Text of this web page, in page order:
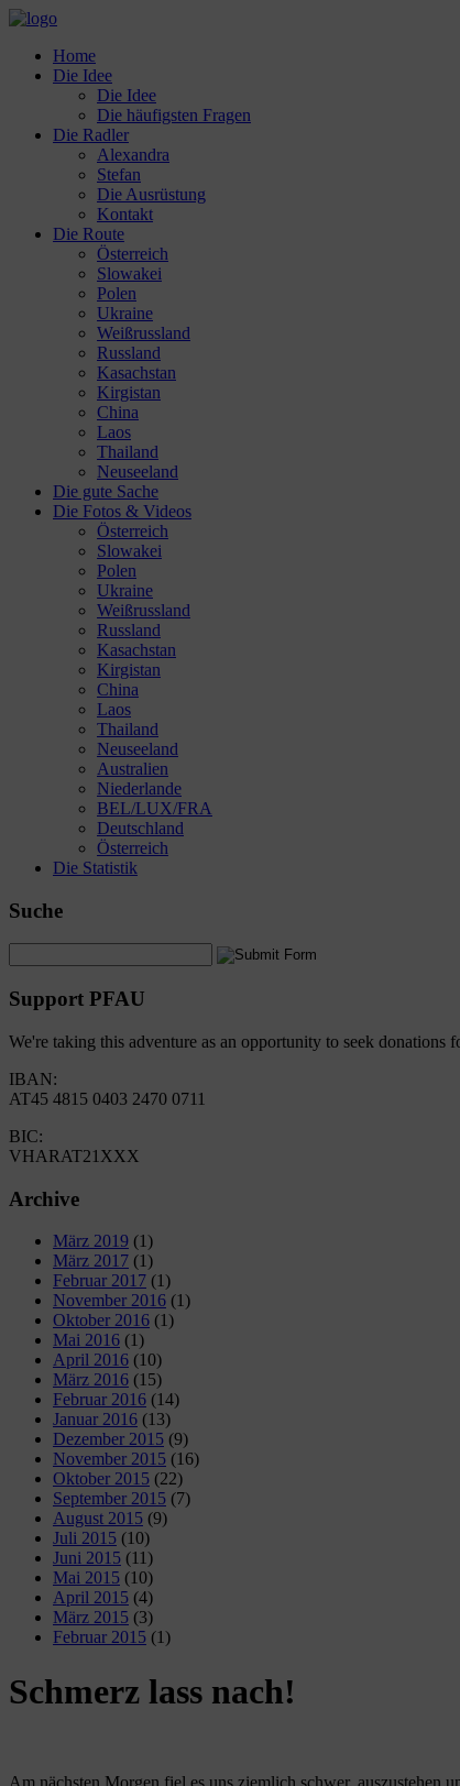
Home
Die Idee
Die Idee
Die häufigsten Fragen
Die Radler
Alexandra
Stefan
Die Ausrüstung
Kontakt
Die Route
Österreich
Slowakei
Polen
Ukraine
Weißrussland
Russland
Kasachstan
Kirgistan
China
Laos
Thailand
Neuseeland
Die gute Sache
Die Fotos & Videos
Österreich
Slowakei
Polen
Ukraine
Weißrussland
Russland
Kasachstan
Kirgistan
China
Laos
Thailand
Neuseeland
Australien
Niederlande
BEL/LUX/FRA
Deutschland
Österreich
Die Statistik
Suche
Support PFAU
We're taking this adventure as an opportunity to seek donations
IBAN:
AT45 4815 0403 2470 0711
BIC:
VHARAT21XXX
Archive
März 2019 (1)
März 2017 (1)
Februar 2017 (1)
November 2016 (1)
Oktober 2016 (1)
Mai 2016 (1)
April 2016 (10)
März 2016 (15)
Februar 2016 (14)
Januar 2016 (13)
Dezember 2015 (9)
November 2015 (16)
Oktober 2015 (22)
September 2015 (7)
August 2015 (9)
Juli 2015 (10)
Juni 2015 (11)
Mai 2015 (10)
April 2015 (4)
März 2015 (3)
Februar 2015 (1)
Schmerz lass nach!